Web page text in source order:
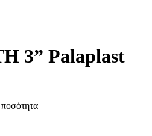
3” Palaplast